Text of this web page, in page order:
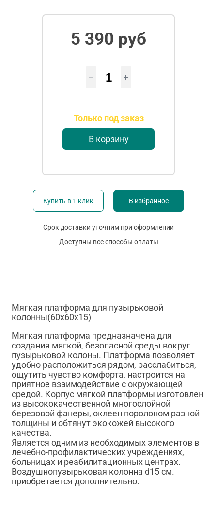
5 390 руб
Только под заказ
В корзину
Купить в 1 клик В избранное
Срок доставки уточним при оформлении
Доступны все способы оплаты
Мягкая платформа для пузырьковой
колонны(60х60х15)
Мягкая платформа предназначена для
создания мягкой, безопасной среды вокруг
пузырьковой колоны. Платформа позволяет
удобно расположиться рядом, расслабиться,
ощутить чувство комфорта, настроится на
приятное взаимодействие с окружающей
средой. Корпус мягкой платформы изготовлен
из высококачественной многослойной
березовой фанеры, оклеен поролоном разной
толщины и обтянут экокожей высокого
качества.
Является одним из необходимых элементов в
лечебно-профилактических учреждениях,
больницах и реабилитационных центрах.
Воздушнопузырьковая колонна d15 см.
приобретается дополнительно.